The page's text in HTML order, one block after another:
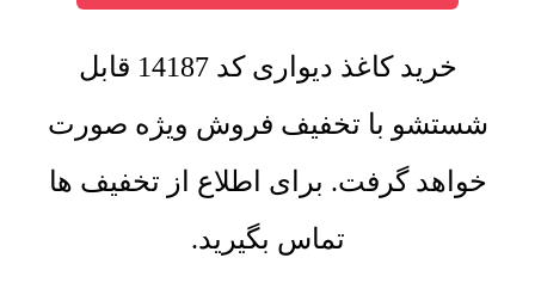
خرید کاغذ دیواری کد 14187 قابل
شستشو با تخفیف فروش ویژه صورت
خواهد گرفت. برای اطلاع از تخفیف ها
تماس بگیرید.